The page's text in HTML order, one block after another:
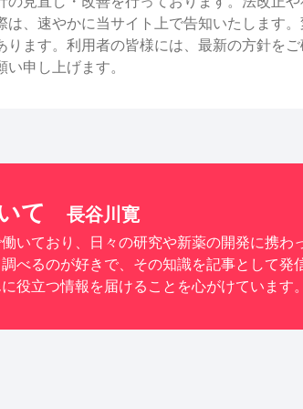
、速やかに当サイト上で告知いたします
ります。利用者の皆様には、最新の方針を
申し上げます。
て 長谷川寛
いており、日々の研究や新薬の開発に携わ
べるのが好きで、その知識を記事として発
役立つ情報を届けることを心がけています。